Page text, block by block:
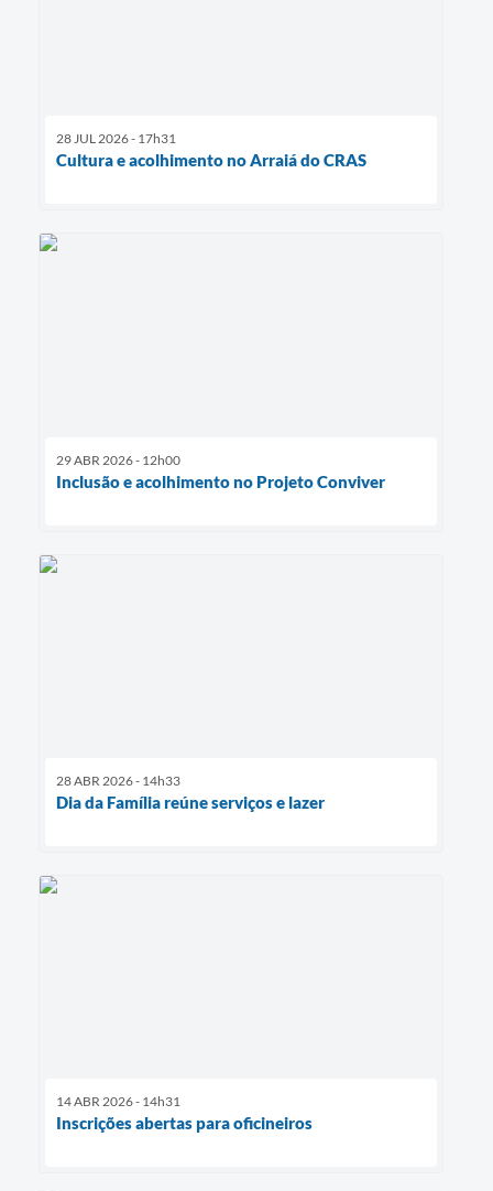
28 JUL 2026 - 17h31
Cultura e acolhimento no Arraiá do CRAS
29 ABR 2026 - 12h00
Inclusão e acolhimento no Projeto Conviver
28 ABR 2026 - 14h33
Dia da Família reúne serviços e lazer
14 ABR 2026 - 14h31
Inscrições abertas para oficineiros